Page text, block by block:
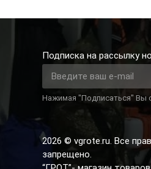
Подписка на рассылку
Нажимая "Подписаться" Вы
2026 © vgrote.ru. Все
запрещено.